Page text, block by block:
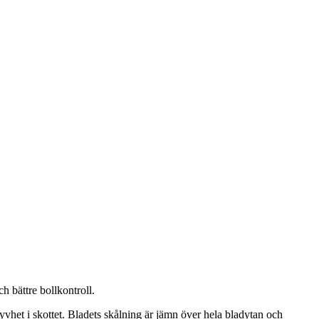
bättre bollkontroll.
i skottet. Bladets skålning är jämn över hela bladytan och